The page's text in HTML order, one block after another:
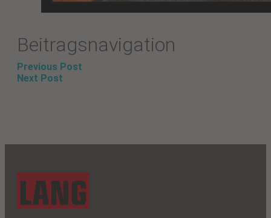
Beitragsnavigation
Previous Post
Next Post